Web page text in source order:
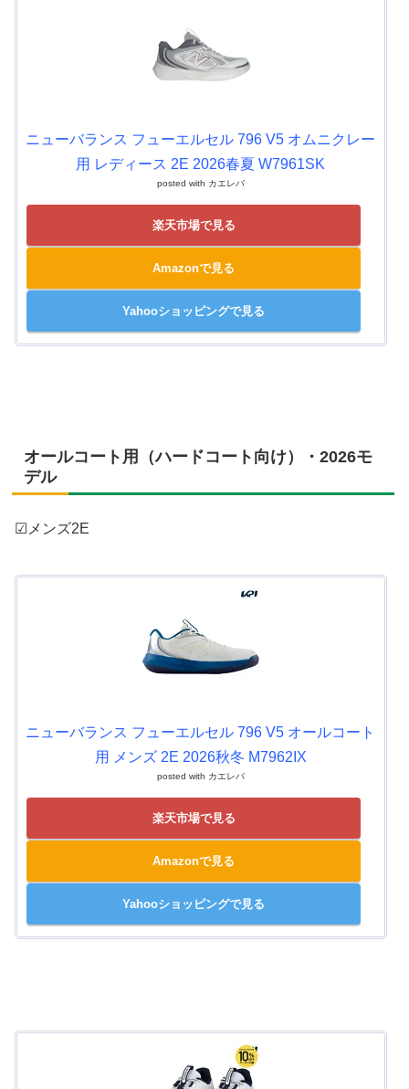
ニューバランス フューエルセル 796 V5 オムニクレー
用 レディース 2E 2026春夏 W7961SK
posted with カエレバ
楽天市場で見る
Amazonで見る
Yahooショッピングで見る
オールコート用（ハードコート向け）・2026モ
デル
☑メンズ2E
ニューバランス フューエルセル 796 V5 オールコート
用 メンズ 2E 2026秋冬 M7962IX
posted with カエレバ
楽天市場で見る
Amazonで見る
Yahooショッピングで見る